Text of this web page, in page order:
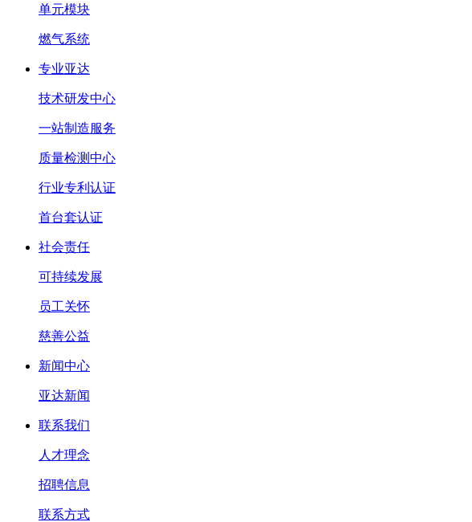
单元模块
燃气系统
专业亚达
技术研发中心
一站制造服务
质量检测中心
行业专利认证
首台套认证
社会责任
可持续发展
员工关怀
慈善公益
新闻中心
亚达新闻
联系我们
人才理念
招聘信息
联系方式